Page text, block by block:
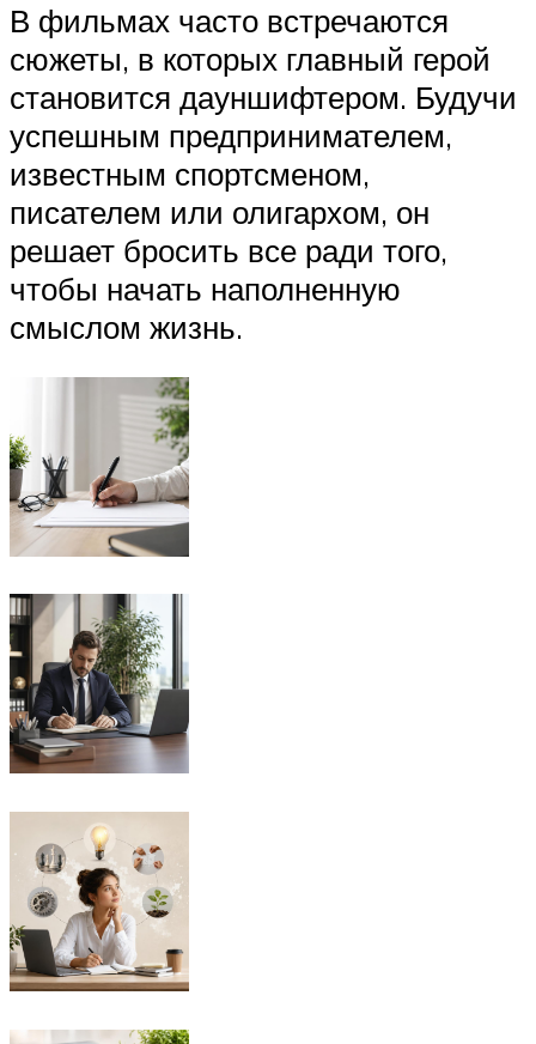
В фильмах часто встречаются
сюжеты, в которых главный герой
становится дауншифтером. Будучи
успешным предпринимателем,
известным спортсменом,
писателем или олигархом, он
решает бросить все ради того,
чтобы начать наполненную
смыслом жизнь.